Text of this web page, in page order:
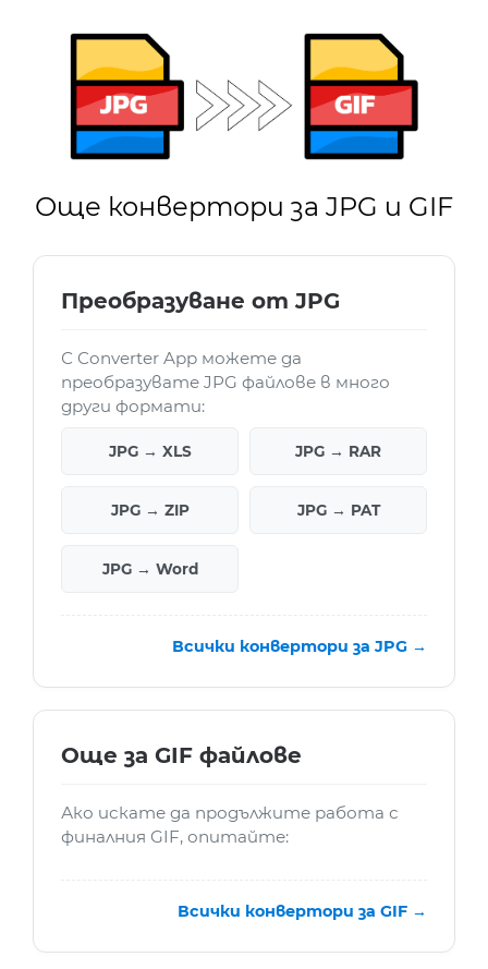
Още конвертори за JPG и GIF
Преобразуване от JPG
С Converter App можете да
преобразувате JPG файлове в много
други формати:
JPG → XLS JPG → RAR
JPG → ZIP JPG → PAT
JPG → Word
Всички конвертори за JPG →
Още за GIF файлове
Ако искате да продължите работа с
финалния GIF, опитайте:
Всички конвертори за GIF →